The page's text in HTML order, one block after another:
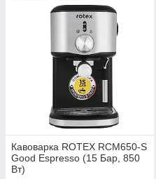
Кавоварка ROTEX RCM650-S
Good Espresso (15 Бар, 850
Вт)